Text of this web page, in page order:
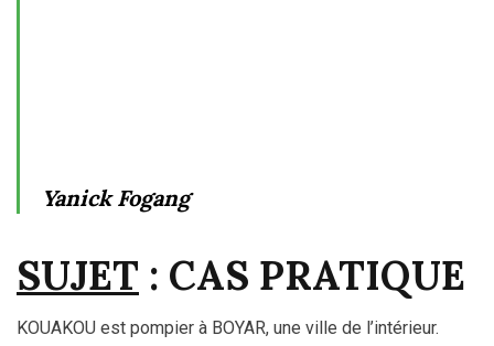
Yanick Fogang
SUJET : CAS PRATIQUE
KOUAKOU est pompier à BOYAR, une ville de l’intérieur.